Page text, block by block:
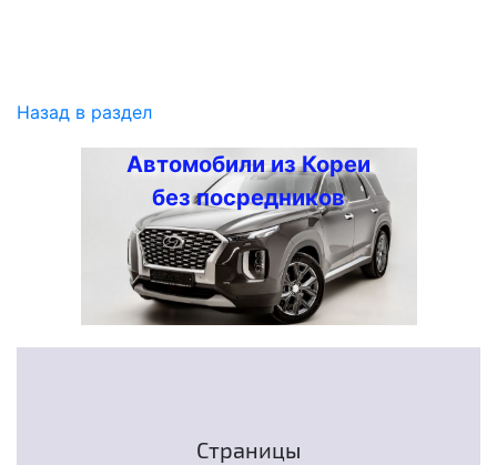
Назад в раздел
Автомобили из Кореи
без посредников
Страницы